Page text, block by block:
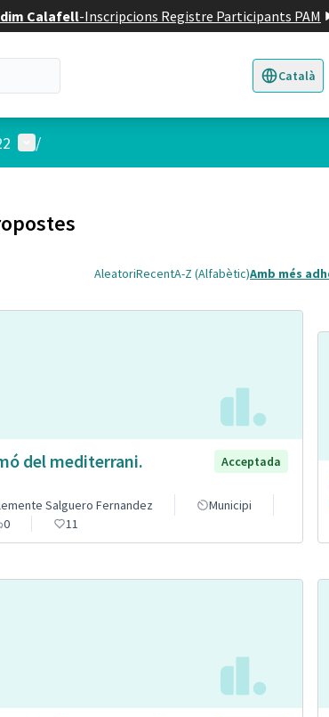
Calafell-Inscripcions Registre Participants PAM
Català
Triar la
Menú d'usuari
/
AleatoriRecentA-Z (Alfabètic)Amb més
del mediterrani. Acceptada
Salguero Fernandez
Municipi
0
11